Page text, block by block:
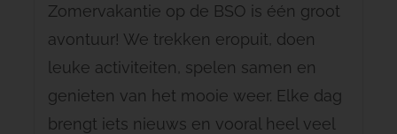
Zomervakantie op de BSO is één groot
avontuur! We trekken eropuit, doen
leuke activiteiten, spelen samen en
genieten van het mooie weer. Elke dag
brengt iets nieuws en vooral heel veel